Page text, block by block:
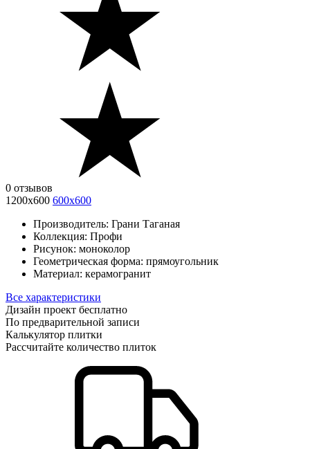
0 отзывов
1200х600 600х600
Производитель: Грани Таганая
Коллекция: Профи
Рисунок: моноколор
Геометрическая форма: прямоугольник
Материал: керамогранит
Все характеристики
Дизайн проект бесплатно
По предварительной записи
Калькулятор плитки
Рассчитайте количество плиток